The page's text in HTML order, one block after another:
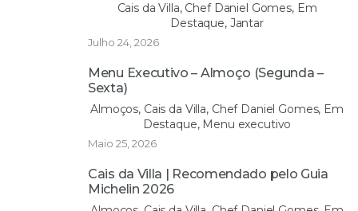
Cais da Villa, Chef Daniel Gomes, Em
Destaque, Jantar
Julho 24, 2026
Menu Executivo – Almoço (Segunda –
Sexta)
Almoços, Cais da Villa, Chef Daniel Gomes, Em
Destaque, Menu executivo
Maio 25, 2026
Cais da Villa | Recomendado pelo Guia
Michelin 2026